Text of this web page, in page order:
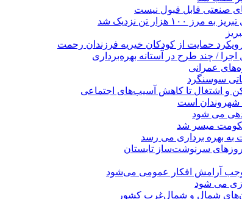
صنعتی قابل قبول نیست
تن نزدیک شد
حمایت از کودکان خیریه فرزندان رحمت
/ چند طرح در آستانه بهره‌برداری
عمرانی
سوسنگرد
و اشتغال تا کاهش آسیب‌های اجتماعی
شهروندان است
می شود
حکومت میسر شد
به بهره ‌برداری می‌ رسد
سرنوشت‌ساز تابستان
آرامش افکار عمومی می‌شود
می شود
شمال و شمال‌غرب کشور